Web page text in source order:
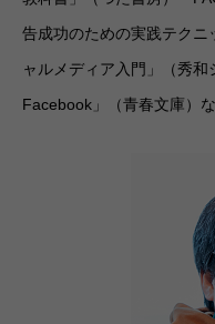
告成功のための実践テクニ
ャルメディア入門」（秀
Facebook」（青春文庫）な